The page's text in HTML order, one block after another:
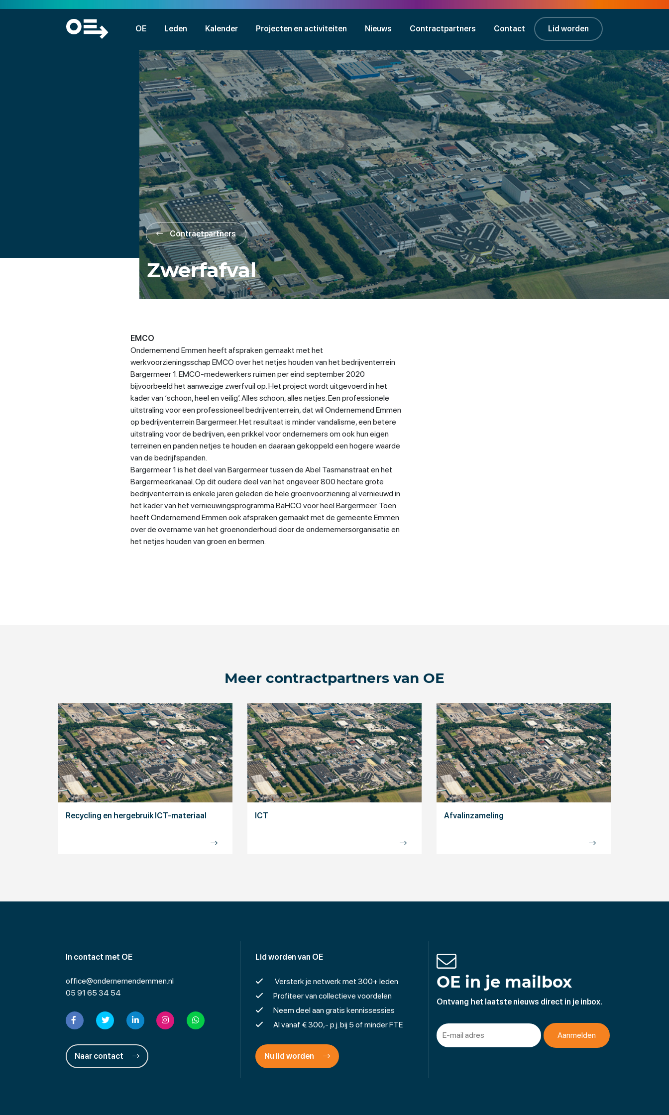
OE Leden Kalender Projecten en activiteiten Nieuws Contractpartners Contact Lid worden
Contractpartners
Zwerfafval
EMCO
Ondernemend Emmen heeft afspraken gemaakt met het
werkvoorzieningsschap EMCO over het netjes houden van het bedrijventerrein
Bargermeer 1. EMCO-medewerkers ruimen per eind september 2020
bijvoorbeeld het aanwezige zwerfvuil op. Het project wordt uitgevoerd in het
kader van ‘schoon, heel en veilig’. Alles schoon, alles netjes. Een professionele
uitstraling voor een professioneel bedrijventerrein, dat wil Ondernemend Emmen
op bedrijventerrein Bargermeer. Het resultaat is minder vandalisme, een betere
uitstraling voor de bedrijven, een prikkel voor ondernemers om ook hun eigen
terreinen en panden netjes te houden en daaraan gekoppeld een hogere waarde
van de bedrijfspanden.
Bargermeer 1 is het deel van Bargermeer tussen de Abel Tasmanstraat en het
Bargermeerkanaal. Op dit oudere deel van het ongeveer 800 hectare grote
bedrijventerrein is enkele jaren geleden de hele groenvoorziening al vernieuwd in
het kader van het vernieuwingsprogramma BaHCO voor heel Bargermeer. Toen
heeft Ondernemend Emmen ook afspraken gemaakt met de gemeente Emmen
over de overname van het groenonderhoud door de ondernemersorganisatie en
het netjes houden van groen en bermen.
Meer contractpartners van OE
Recycling en hergebruik ICT-materiaal ICT Afvalinzameling
In contact met OE
office@ondernemendemmen.nl
05 91 65 34 54
Naar contact
Lid worden van OE
Versterk je netwerk met 300+ leden
Profiteer van collectieve voordelen
Neem deel aan gratis kennissessies
Al vanaf € 300,- p.j. bij 5 of minder FTE
Nu lid worden
OE in je mailbox
Ontvang het laatste nieuws direct in je inbox.